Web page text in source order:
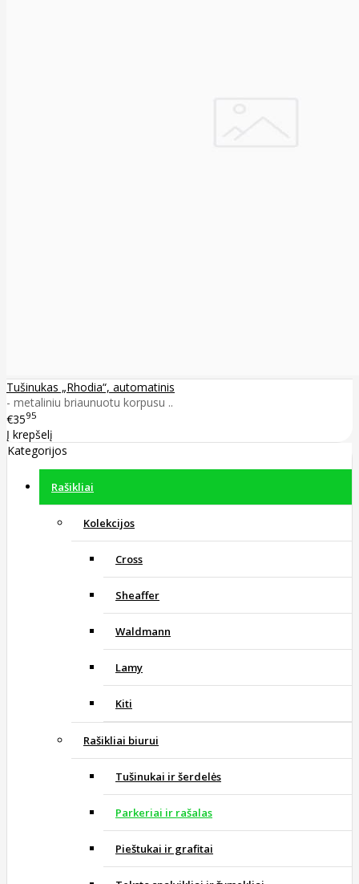
Tušinukas „Rhodia“, automatinis
- metaliniu briaunuotu korpusu ..
€3595
Į krepšelį
Kategorijos
Rašikliai
Kolekcijos
Cross
Sheaffer
Waldmann
Lamy
Kiti
Rašikliai biurui
Tušinukai ir šerdelės
Parkeriai ir rašalas
Pieštukai ir grafitai